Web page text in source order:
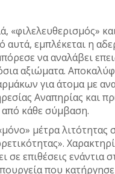
αυτά, εμπλέκεται η
να αναλάβει
αξιώματα.
για άτομα με
Αναπηρίας και
από κάθε σύμβαση.
μέτρα λιτότητας
σε επιθέσεις ενάντια
που